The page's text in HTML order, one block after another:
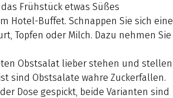
Frühstück etwas Süßes
Hotel-Buffet. Schnappen Sie sich eine
Topfen oder Milch. Dazu nehmen Sie
Obstsalat lieber stehen und stellen
sind Obstsalate wahre Zuckerfallen.
Dose gespickt, beide Varianten sind